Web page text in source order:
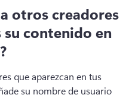
otros creadores
contenido en
que aparezcan en tus
su nombre de usuario